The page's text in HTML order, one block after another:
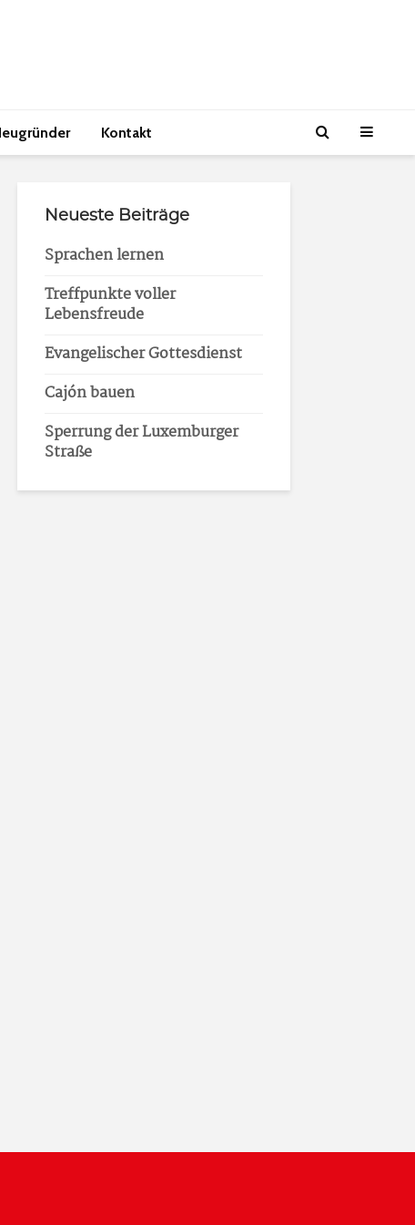
Kontakt
Neueste Beiträge
Sprachen lernen
Treffpunkte voller
Lebensfreude
Evangelischer Gottesdienst
Cajón bauen
Sperrung der Luxemburger
Straße